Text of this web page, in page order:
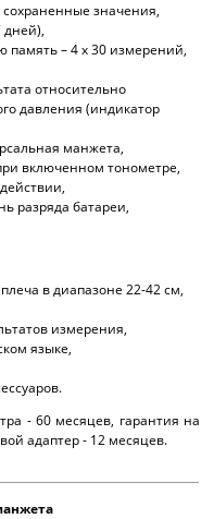
сохраненные значения,
дней),
память – 4 х 30 измерений,
относительно
давления (индикатор
манжета,
включенном тонометре,
разряда батареи,
в диапазоне 22-42 см,
измерения,
языке,
- 60 месяцев, гарантия на
адаптер - 12 месяцев.